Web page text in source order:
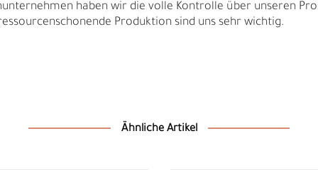
haben wir die volle Kontrolle über unseren
Produktion sind uns sehr wichtig.
Ähnliche Artikel